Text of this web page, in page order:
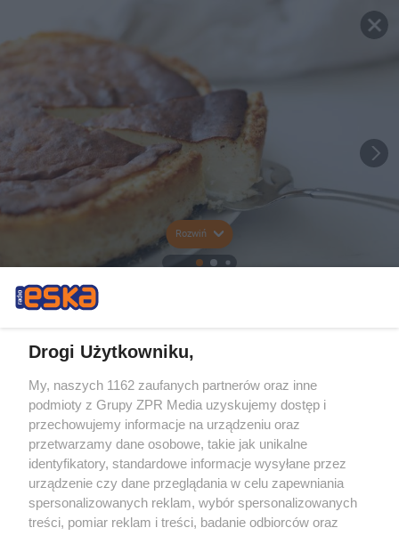
Rozwiń
Drogi Użytkowniku,
My, naszych 1162 zaufanych partnerów oraz inne
podmioty z Grupy ZPR Media uzyskujemy dostęp i
przechowujemy informacje na urządzeniu oraz
przetwarzamy dane osobowe, takie jak unikalne
identyfikatory, standardowe informacje wysyłane przez
urządzenie czy dane przeglądania w celu zapewniania
spersonalizowanych reklam, wybór spersonalizowanych
treści, pomiar reklam i treści, badanie odbiorców oraz